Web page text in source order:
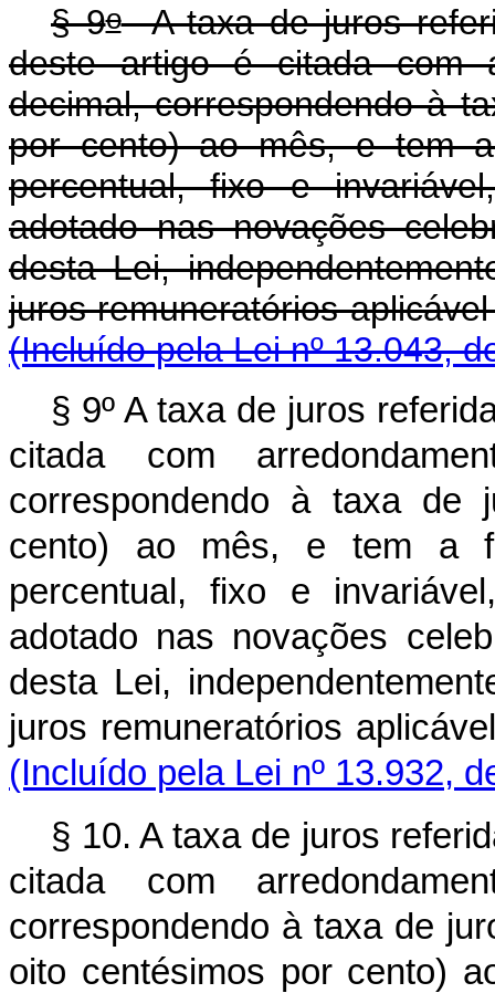
§ 9oA taxa de juros
deste artigo é citada com
decimal, correspondendo à
por cento) ao mês, e tem
percentual, fixo e
adotado nas novações
desta Lei,
juros remuneratórios
(Incluído pela Lei nº 13.043,
§ 9º A taxa de juros
citada com
correspondendo à taxa de
cento) ao mês, e tem a
percentual, fixo e
adotado nas novações
desta Lei,
juros remuneratórios
(Incluído pela Lei nº 13.932,
§ 10. A taxa de juros
citada com
correspondendo à taxa de
oito centésimos por cento)